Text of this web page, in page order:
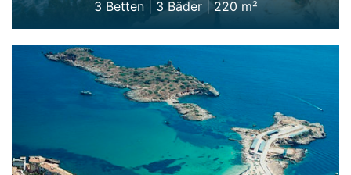
3 Betten| 3 Bäder| 220 m²